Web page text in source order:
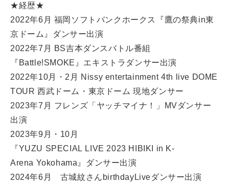
★経歴★
2022年6月 福岡ソフトバンクホークス『鷹の祭典in東
京ドーム』ダンサー出演
2022年7月 BS吉本ダンスバトル番組
『Battle!SMOKE』エキストラダンサー出演
2022年10月・2月 Nissy entertainment 4th live DOME
TOUR 西武ドーム・東京ドーム 現地ダンサー
2023年7月 フレンズ「ヤッチマイナ！」MVダンサー
出演
2023年9月・10月
『YUZU SPECIAL LIVE 2023 HIBIKI in K-
Arena Yokohama』ダンサー出演
2024年6月 古城紋さんbirthdayLiveダンサー出演